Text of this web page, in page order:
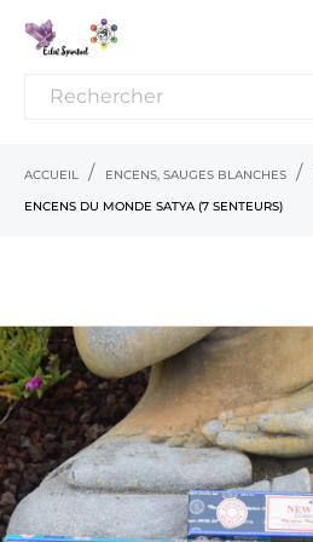
ACCUEIL ENCENS, SAUGES BLANCHES
ENCENS DU MONDE SATYA (7 SENTEURS)